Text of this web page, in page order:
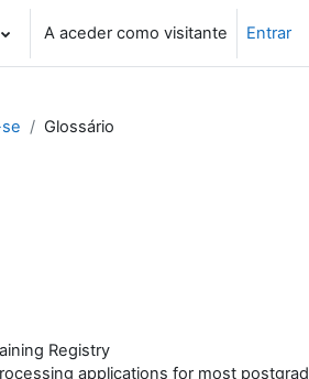
A aceder como visitante Entrar
Glossário
Registry
applications for most